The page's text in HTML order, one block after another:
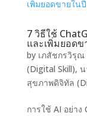
7 วิธีใช้
และเพิ่มยอดข
by เภสัชกรวิรุณ
(Digital Skill), น
สุขภาพดิจิทัล
การใช้ AI อย่าง